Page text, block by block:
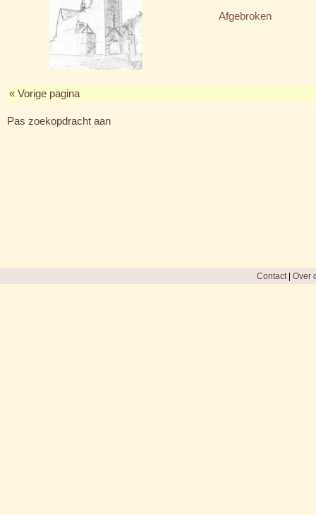
Afgebroken
« Vorige pagina
Pas zoekopdracht aan
Contact| Over